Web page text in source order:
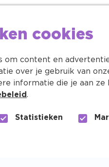
huisdier
Vis
cookies
om content en
over je gebruik van
informatie die je aan
.
Statistieken